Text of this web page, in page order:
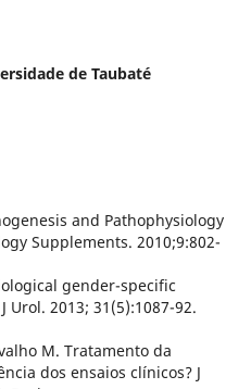
de Taubaté
and Pathophysiology
Supplements. 2010;9:802-
gender-specific
2013; 31(5):1087-92.
M. Tratamento da
dos ensaios clínicos? J